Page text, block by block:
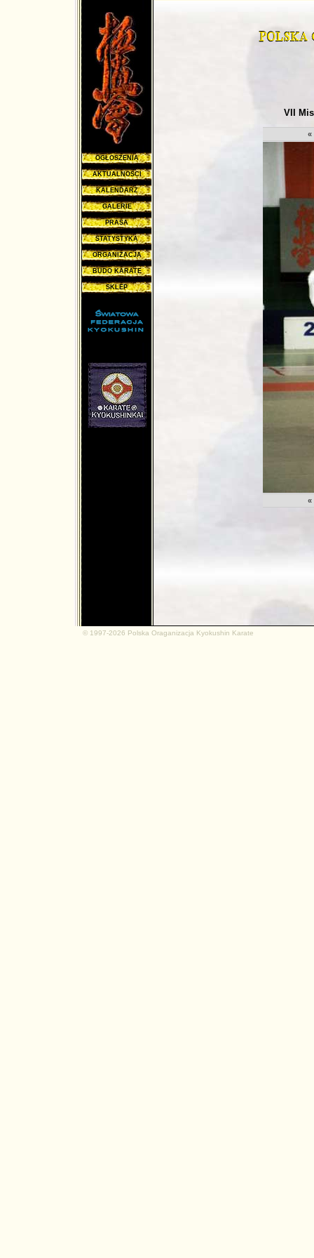
OGŁOSZENIA
AKTUALNOŚCI
KALENDARZ
GALERIE
PRASA
STATYSTYKA
ORGANIZACJA
BUDO KARATE
SKLEP
VII
«
«
© 1997-2026 Polska Oraganizacja Kyokushin Karate